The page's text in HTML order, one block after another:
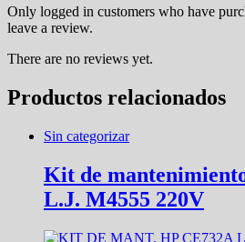
Only logged in customers who have
leave a review.
There are no reviews yet.
Productos relacionados
Sin categorizar
Kit de
L.J. M4555 220V